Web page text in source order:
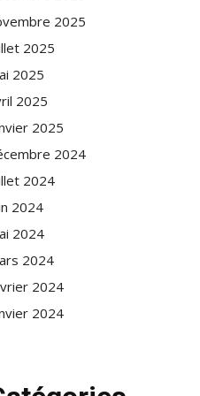
2025
2025
2025
2025
2025
2024
2024
2024
2024
2024
2024
2024